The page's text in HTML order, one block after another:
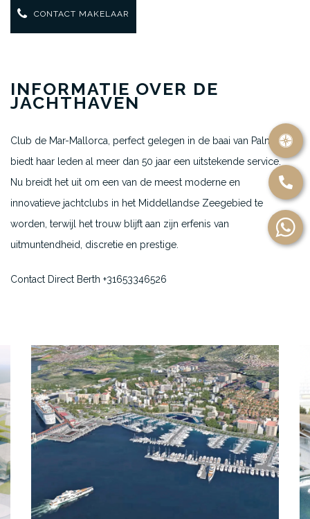
CONTACT MAKELAAR
INFORMATIE OVER DE
JACHTHAVEN
Club de Mar-Mallorca, perfect gelegen in de baai van Palma,
biedt haar leden al meer dan 50 jaar een uitstekende service.
Nu breidt het uit om een van de meest moderne en
innovatieve jachtclubs in het Middellandse Zeegebied te
worden, terwijl het trouw blijft aan zijn erfenis van
uitmuntendheid, discretie en prestige.
Contact Direct Berth +31653346526